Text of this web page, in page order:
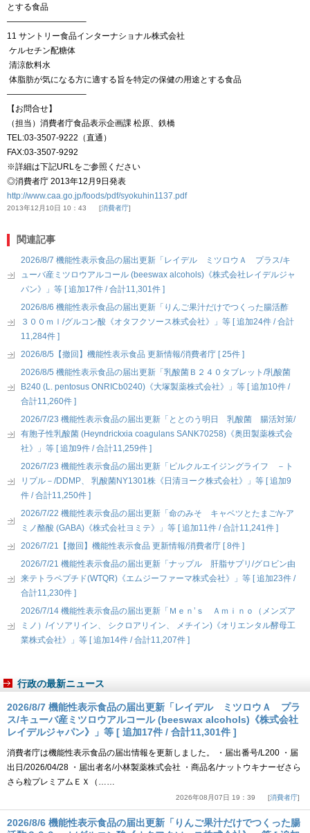
とする食品
—————————–
11 サントリー食品インターナショナル株式会社
ケルセチン配糖体
清涼飲料水
体脂肪が気になる方に適する旨を特定の保健の用途とする食品
—————————–
【お問合せ】
（担当）消費者庁食品表示企画課 松原、鉄橋
TEL:03-3507-9222（直通）
FAX:03-3507-9292
※詳細は下記URLをご参照ください
◎消費者庁 2013年12月9日発表
http://www.caa.go.jp/foods/pdf/syokuhin1137.pdf
2013年12月10日 10：43 消費者庁
関連記事
2026/8/7 機能性表示食品の届出更新「レイデル ミツロウＡ プラス/キ
ューバ産ミツロウアルコール (beeswax alcohols)《株式会社レイデルジャ
パン》」等 [ 追加17件 / 合計11,301件 ]
2026/8/6 機能性表示食品の届出更新「りんご果汁だけでつくった腸活酢
３００ｍｌ/グルコン酸《オタフクソース株式会社》」等 [ 追加24件 / 合計
11,284件 ]
2026/8/5【撤回】機能性表示食品 更新情報/消費者庁 [ 25件 ]
2026/8/5 機能性表示食品の届出更新「乳酸菌Ｂ２４０タブレット/乳酸菌
B240 (L. pentosus ONRICb0240)《大塚製薬株式会社》」等 [ 追加10件 /
合計11,260件 ]
2026/7/23 機能性表示食品の届出更新「ととのう明日 乳酸菌 腸活対策/
有胞子性乳酸菌 (Heyndrickxia coagulans SANK70258)《奥田製薬株式会
社》」等 [ 追加9件 / 合計11,259件 ]
2026/7/23 機能性表示食品の届出更新「ピルクルエイジングライフ －ト
リプル－/DDMP、 乳酸菌NY1301株《日清ヨーク株式会社》」等 [ 追加9
件 / 合計11,250件 ]
2026/7/22 機能性表示食品の届出更新「命のみそ キャベツとたまご/γ-ア
ミノ酪酸 (GABA)《株式会社ヨミテ》」等 [ 追加11件 / 合計11,241件 ]
2026/7/21【撤回】機能性表示食品 更新情報/消費者庁 [ 8件 ]
2026/7/21 機能性表示食品の届出更新「ナップル 肝脂サプリ/グロビン由
来テトラペプチド(WTQR)《エムジーファーマ株式会社》」等 [ 追加23件 /
合計11,230件 ]
2026/7/14 機能性表示食品の届出更新「Ｍｅｎ’ｓ Ａｍｉｎｏ（メンズア
ミノ）/イソアリイン、 シクロアリイン、 メチイン)《オリエンタル酵母工
業株式会社》」等 [ 追加14件 / 合計11,207件 ]
行政の最新ニュース
2026/8/7 機能性表示食品の届出更新「レイデル ミツロウＡ プラ
ス/キューバ産ミツロウアルコール (beeswax alcohols)《株式会社
レイデルジャパン》」等 [ 追加17件 / 合計11,301件 ]
消費者庁は機能性表示食品の届出情報を更新しました。 ・届出番号/L200 ・届
出日/2026/04/28 ・届出者名/小林製薬株式会社 ・商品名/ナットウキナーゼさら
さら粒プレミアムＥＸ（……
2026年08月07日 19：39 消費者庁
2026/8/6 機能性表示食品の届出更新「りんご果汁だけでつくった腸